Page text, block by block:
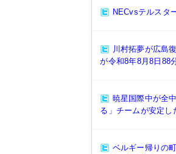
NECvsテルスタ
川村拓夢が広島
が令和8年8月8日88
暁星国際中が全
る」チームが安定し
ベルギー帰りの